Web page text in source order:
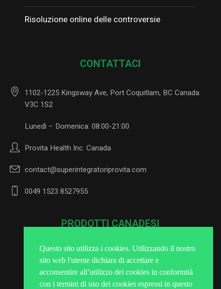
Risoluzione online delle controversie
CONTATTACI
1102-1225 Kingsway Ave, Port Coquitlam, BC Canada
V3C 1S2
Lunedì – Domenica: 08:00-21:00
Provita Health Inc. Canada
contact@superintegratoriprovita.com
0049 1523 8527955
PRODOTTI CANADESI
Iscriviti alla Newsletter
Questo sito utilizza i cookies. Utilizzando il nostro
sito web l'utente dichiara di accettare e
acconsentire all’utilizzo dei cookies in conformità
con i termini di uso dei cookies espressi in questo